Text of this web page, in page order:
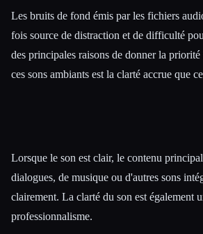
Les bruits de fond émis par les fichiers
fois source de distraction et de difficulté
des principales raisons de donner la priorité
ces sons ambiants est la clarté accrue que
Lorsque le son est clair, le contenu
dialogues, de musique ou d'autres sons
clairement. La clarté du son est également
professionnalisme.